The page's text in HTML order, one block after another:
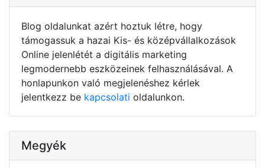
Blog oldalunkat azért hoztuk létre, hogy
támogassuk a hazai Kis- és középvállalkozások
Online jelenlétét a digitális marketing
legmodernebb eszközeinek felhasználásával. A
honlapunkon való megjelenéshez kérlek
jelentkezz be kapcsolati oldalunkon.
Megyék